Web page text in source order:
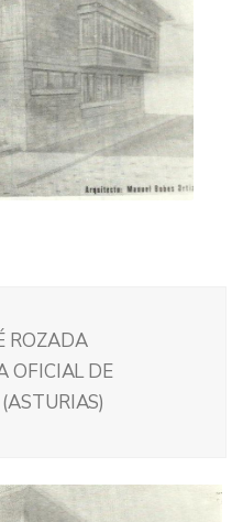
ROZADA
OFICIAL DE